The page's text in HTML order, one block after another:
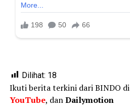
Dilihat: 18
Ikuti berita terkini dari BINDO di
YouTube, danDailymotion